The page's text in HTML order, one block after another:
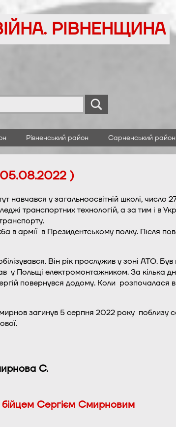
РІВНЕНЩИНА
Рівненський район Сарненський район
)
навчався у загальноосвітній школі, число
транспортних технологій, а за тим і в
в армії в Президентському полку. Після
Він рік прослужив у зоні АТО.
у Польщі електромонтажником.За кілька
повернувся додому. Коли розпочалася
загинув 5 серпня 2022 року поблизу
С.
бійцем Сергієм Смирновим